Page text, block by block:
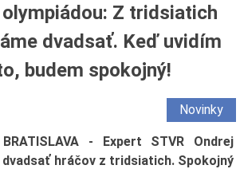
olympiádou: Z tridsiatich
dvadsať. Keď uvidím
budem spokojný!
Novinky
BRATISLAVA - Expert STVR Ondrej
dvadsať hráčov z tridsiatich. Spokojný